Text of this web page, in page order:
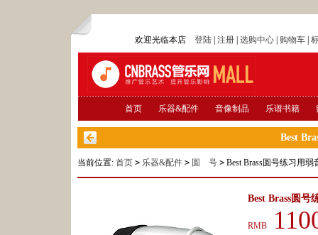
欢迎光临本店 登陆| 注册| 选购中心| 购物车|
首页 乐器&配件 音像制品 乐谱书籍
Best
当前位置: 首页 > 乐器&配件 > 圆 号 > Best Brass圆号练习用弱
Best Brass圆号
RMB